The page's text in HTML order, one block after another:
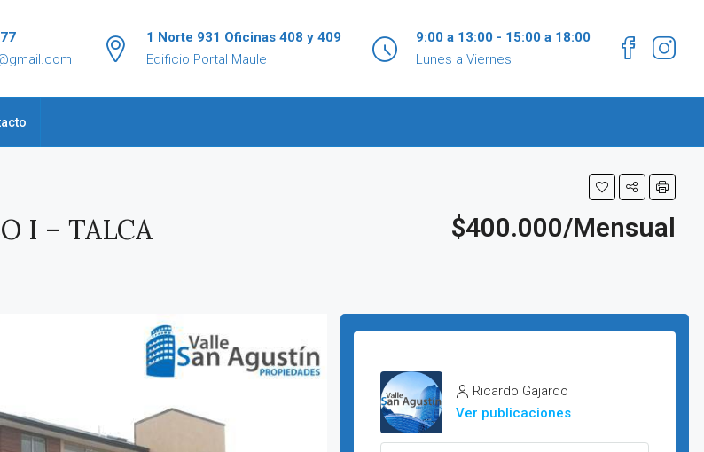
1 Norte 931 Oficinas 408 y 409
Edificio Portal Maule
9:00 a 13:00 - 15:00 a 18:00
Lunes a Viernes
I – TALCA $400.000/Mensual
Ricardo Gajardo
Ver publicaciones